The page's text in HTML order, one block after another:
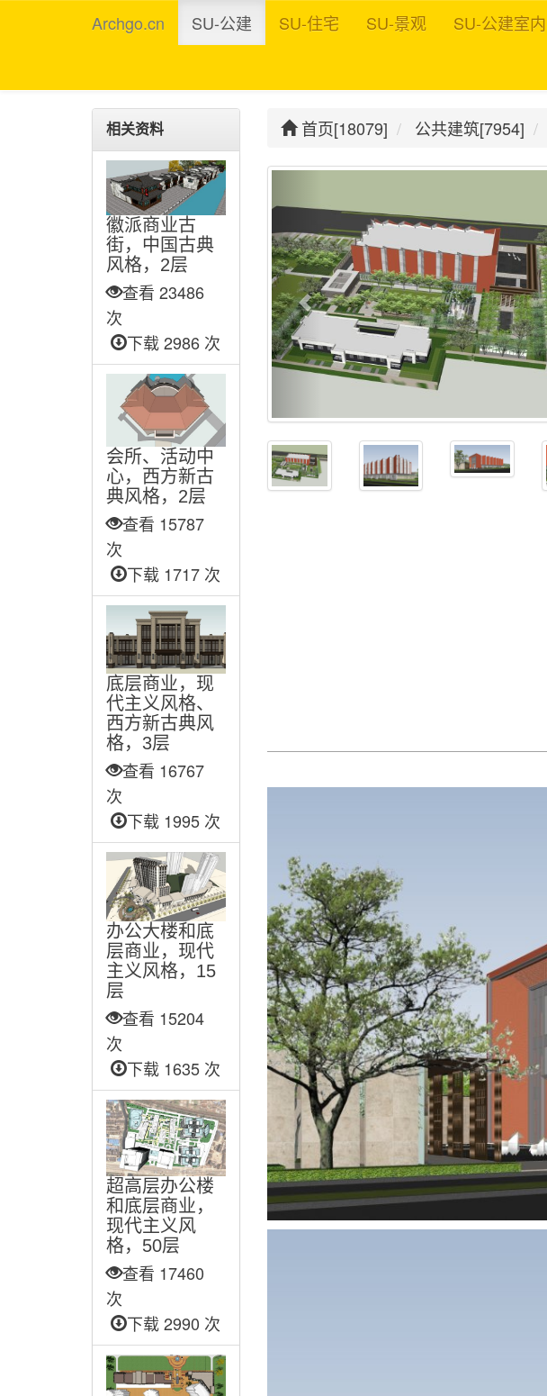
Archgo.cn SU-公建 SU-住宅 SU-景观 SU-公建室内
相关资料
徽派商业古
街，中国古典
风格，2层
查看 23486
次
下载 2986 次
会所、活动中
心，西方新古
典风格，2层
查看 15787
次
下载 1717 次
底层商业，现
代主义风格、
西方新古典风
格，3层
查看 16767
次
下载 1995 次
办公大楼和底
层商业，现代
主义风格，15
层
查看 15204
次
下载 1635 次
超高层办公楼
和底层商业，
现代主义风
格，50层
查看 17460
次
下载 2990 次
首页[18079] 公共建筑[7954]